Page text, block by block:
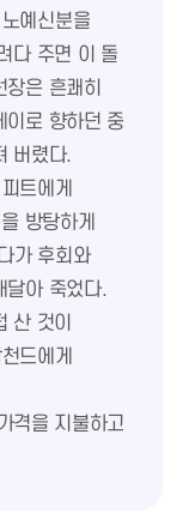
예신분을
다 주면 이 돌
은 흔쾌히
이로 향하던 중
버렸다.
트에게
방탕하게
가 후회와
달아 죽었다.
산 것이
드에게
격을 지불하고